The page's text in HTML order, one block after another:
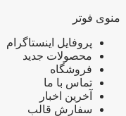
منوی فوتر
پروفایل اینستاگرام
محصولات جدید
فروشگاه
تماس با ما
آخرین اخبار
سفارش قالب